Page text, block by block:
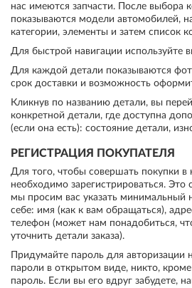
нас имеются запчасти. После выбора
показываются модели автомобилей,
категории, элементы и затем список
Для быстрой навигации используйте
Для каждой детали показываются
срок доставки и возможность
Кликнув по названию детали, вы
конкретной детали, где доступна
(если она есть): состояние детали,
РЕГИСТРАЦИЯ ПОКУПАТЕЛЯ
Для того, чтобы совершать покупки в
необходимо зарегистрироваться. Это
мы просим вас указать минимальный
себе: имя (как к вам обращаться),
телефон (может нам понадобиться,
уточнить детали заказа).
Придумайте пароль для
пароли в открытом виде, никто,
пароль. Если вы его вдруг забудете,